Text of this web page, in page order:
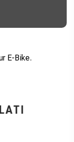
E-Bike.